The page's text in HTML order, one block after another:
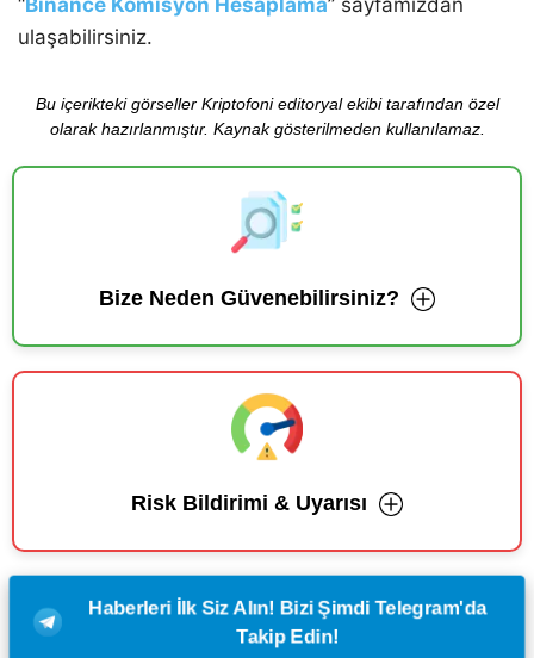
“Binance Komisyon Hesaplama” sayfamızdan
ulaşabilirsiniz.
Bu içerikteki görseller Kriptofoni editoryal ekibi tarafından özel
olarak hazırlanmıştır. Kaynak gösterilmeden kullanılamaz.
Bize Neden Güvenebilirsiniz?
Risk Bildirimi & Uyarısı
Haberleri İlk Siz Alın! Bizi Şimdi Telegram'da
Takip Edin!